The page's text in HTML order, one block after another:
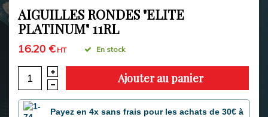
AIGUILLES RONDES "ELITE
PLATINUM" 11RL
16.20 €HT En stock
Ajouter au panier
Payez en 4x sans frais pour les achats de 30€ à